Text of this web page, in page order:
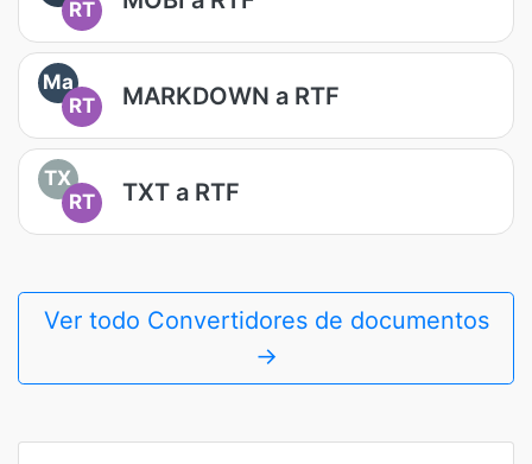
RT
Ma
RT
MARKDOWN a RTF
TX
RT
TXT a RTF
Ver todo Convertidores de documentos
→